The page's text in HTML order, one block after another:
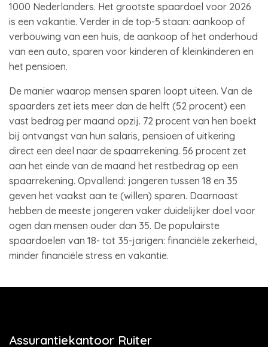
1000 Nederlanders. Het grootste spaardoel voor 2026
is een vakantie. Verder in de top-5 staan: aankoop of
verbouwing van een huis, de aankoop of het onderhoud
van een auto, sparen voor kinderen of kleinkinderen en
het pensioen.
De manier waarop mensen sparen loopt uiteen. Van de
spaarders zet iets meer dan de helft (52 procent) een
vast bedrag per maand opzij. 72 procent van hen boekt
bij ontvangst van hun salaris, pensioen of uitkering
direct een deel naar de spaarrekening. 56 procent zet
aan het einde van de maand het restbedrag op een
spaarrekening. Opvallend: jongeren tussen 18 en 35
geven het vaakst aan te (willen) sparen. Daarnaast
hebben de meeste jongeren vaker duidelijker doel voor
ogen dan mensen ouder dan 35. De populairste
spaardoelen van 18- tot 35-jarigen: financiële zekerheid,
minder financiële stress en vakantie.
Assurantiekantoor Ruiter